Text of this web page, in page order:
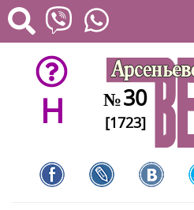
H №30
[1723]